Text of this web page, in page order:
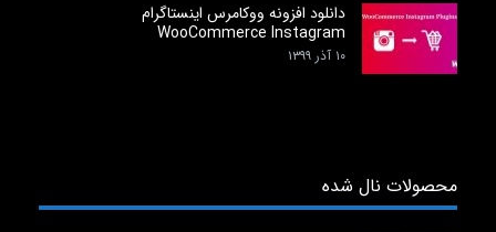
دانلود افزونه ووکامرس اینستاگرام
WooCommerce Instagram
۱۰ آذر ۱۳۹۹
محصولات نال شده